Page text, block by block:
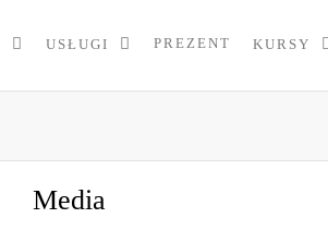
USŁUGI PREZENT KURSY
Media